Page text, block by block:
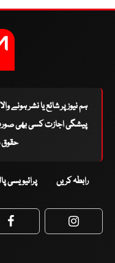
ہم نیوز پر شائع یا نشر ہونے
پیشگی اجازت کسی بھی
حقوق
رابطہ کریں پرائیویسی
Facebook